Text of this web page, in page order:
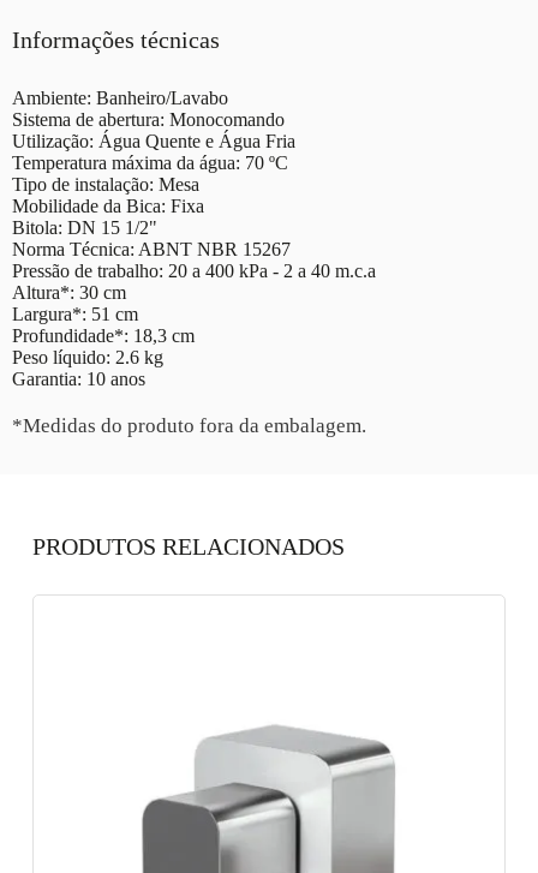
Informações técnicas
Ambiente: Banheiro/Lavabo
Sistema de abertura: Monocomando
Utilização: Água Quente e Água Fria
Temperatura máxima da água: 70 ºC
Tipo de instalação: Mesa
Mobilidade da Bica: Fixa
Bitola: DN 15 1/2"
Norma Técnica: ABNT NBR 15267
Pressão de trabalho: 20 a 400 kPa - 2 a 40 m.c.a
Altura*: 30 cm
Largura*: 51 cm
Profundidade*: 18,3 cm
Peso líquido: 2.6 kg
Garantia: 10 anos
*Medidas do produto fora da embalagem.
PRODUTOS RELACIONADOS